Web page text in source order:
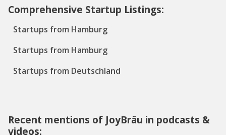
Comprehensive Startup Listings:
Startups from Hamburg
Startups from Hamburg
Startups from Deutschland
Recent mentions of JoyBräu in podcasts &
videos: